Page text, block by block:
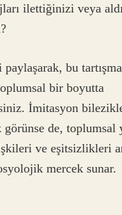
ilettiğinizi veya
bu
bir boyutta
İmitasyon
de, toplumsal
veeşitsizlikleri
mercek sunar.